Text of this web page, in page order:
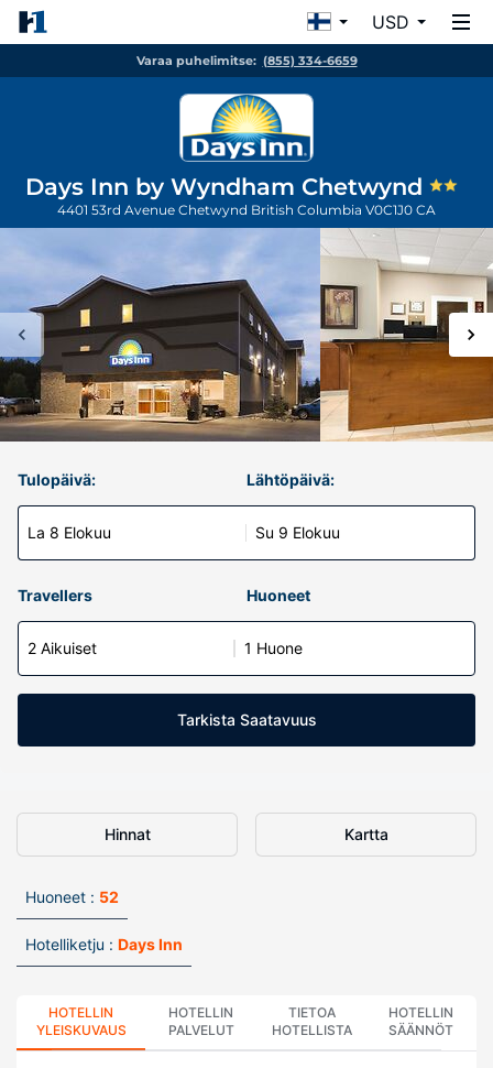
USD
Varaa puhelimitse: (855) 334-6659
Days Inn by Wyndham Chetwynd
4401 53rd Avenue Chetwynd British Columbia V0C1J0 CA
Tulopäivä:
La 8 Elokuu
Lähtöpäivä:
Su 9 Elokuu
Travellers Huoneet
2 Aikuiset 1 Huone
Tarkista Saatavuus
Hinnat Kartta
Huoneet : 52
Hotelliketju : Days Inn
HOTELLIN
YLEISKUVAUS
HOTELLIN
PALVELUT
TIETOA
HOTELLISTA
HOTELLIN
SÄÄNNÖT